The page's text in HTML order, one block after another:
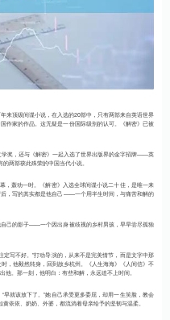
来顶级间谍小说，在入选的20部中，只有两部来自英语世界
作家的作品。这无疑是一份国际级别的认可。《解密》已被
奖，还与《解密》一起入选了世界出版界的金字招牌——英
两部获此殊荣的中国当代小说。
，轰动一时。《解密》入选全球间谍小说二十佳，是唯一来
，写的其实都是他自己——一个用半生时间，与痛苦和解的
己的影子——一个因出身被歧视的乡村男孩，早早尝尽孤独
写不好。”打动导演的，从来不是完美情节，而是文字中那
，他毅然转身，回到故乡杭州。《人生海海》《人间信》不
。那一刻，他明白：有些和解，永远追不上时间。
就该放下了。”她自己承受更多委屈，却用一生笑脸，教会
依依、奶奶、外婆，都流淌着母亲给予的坚韧与温柔。